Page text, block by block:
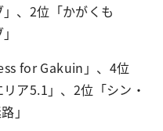
、2位「かがくも
for Gakuin」、4位
ア5.1」、2位「シン・
」